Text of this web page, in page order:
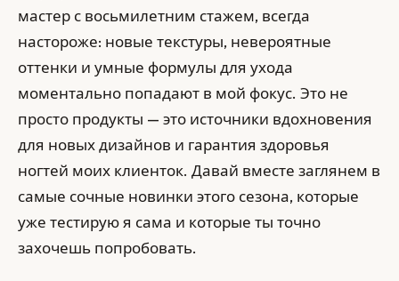
мастер с восьмилетним стажем, всегда
настороже: новые текстуры, невероятные
оттенки и умные формулы для ухода
моментально попадают в мой фокус. Это не
просто продукты — это источники вдохновения
для новых дизайнов и гарантия здоровья
ногтей моих клиенток. Давай вместе заглянем в
самые сочные новинки этого сезона, которые
уже тестирую я сама и которые ты точно
захочешь попробовать.